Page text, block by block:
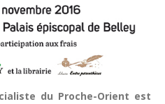
du Proche-Orient est